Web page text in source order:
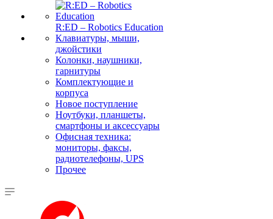
R:ED – Robotics Education
Клавиатуры, мыши,
джойстики
Колонки, наушники,
гарнитуры
Комплектующие и
корпуса
Новое поступление
Ноутбуки, планшеты,
смартфоны и аксессуары
Офисная техника:
мониторы, факсы,
радиотелефоны, UPS
Прочее